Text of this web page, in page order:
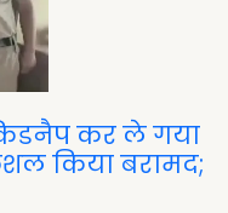
कर ले गया
किया बरामद;